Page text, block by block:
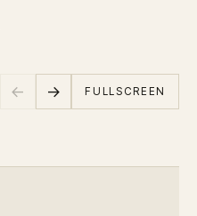
← → FULLSCREEN